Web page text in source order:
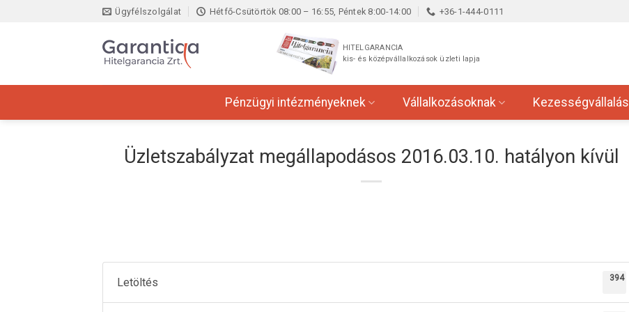
Ügyfélszolgálat Hétfő-Csütörtök 08:00 – 16:55, Péntek 8:00-14:00 +36-1-444-0111
HITELGARANCIA
kis- és középvállalkozások üzleti lapja
Pénzügyi intézményeknek Vállalkozásoknak Kezességvállalás
Üzletszabályzat megállapodásos 2016.03.10. hatályon kívül
Letöltés 394